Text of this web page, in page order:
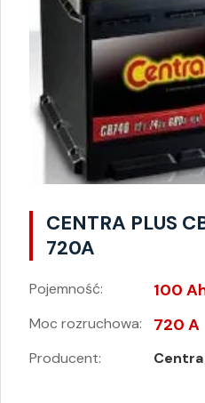
CENTRA PLUS
720A
Pojemność: 100
Moc rozruchowa: 720 A
Producent: Centra